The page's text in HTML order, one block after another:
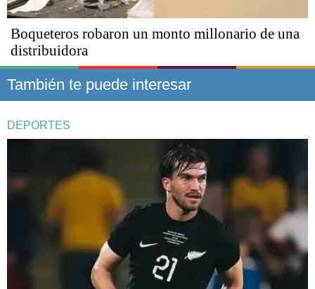
Boqueteros robaron un monto millonario de una
distribuidora
También te puede interesar
DEPORTES